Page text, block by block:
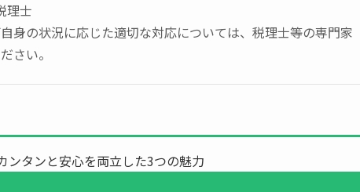
理士
身の状況に応じた適切な対応については、税理士等の専門家
さい。
ンタンと安心を両立した3つの魅力